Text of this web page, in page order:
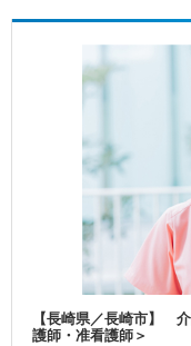
【長崎県／長崎市】
護師・准看護師＞